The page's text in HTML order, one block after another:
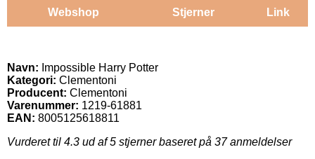
Webshop Stjerner Link
Navn: Impossible Harry Potter
Kategori: Clementoni
Producent: Clementoni
Varenummer: 1219-61881
EAN: 8005125618811
Vurderet til 4.3 ud af 5 stjerner baseret på 37anmeldelser